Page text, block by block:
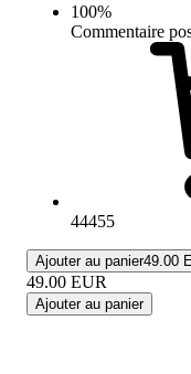
100%
Commentaire
44455
Ajouter au panier49.00
49.00 EUR
Ajouter au panier